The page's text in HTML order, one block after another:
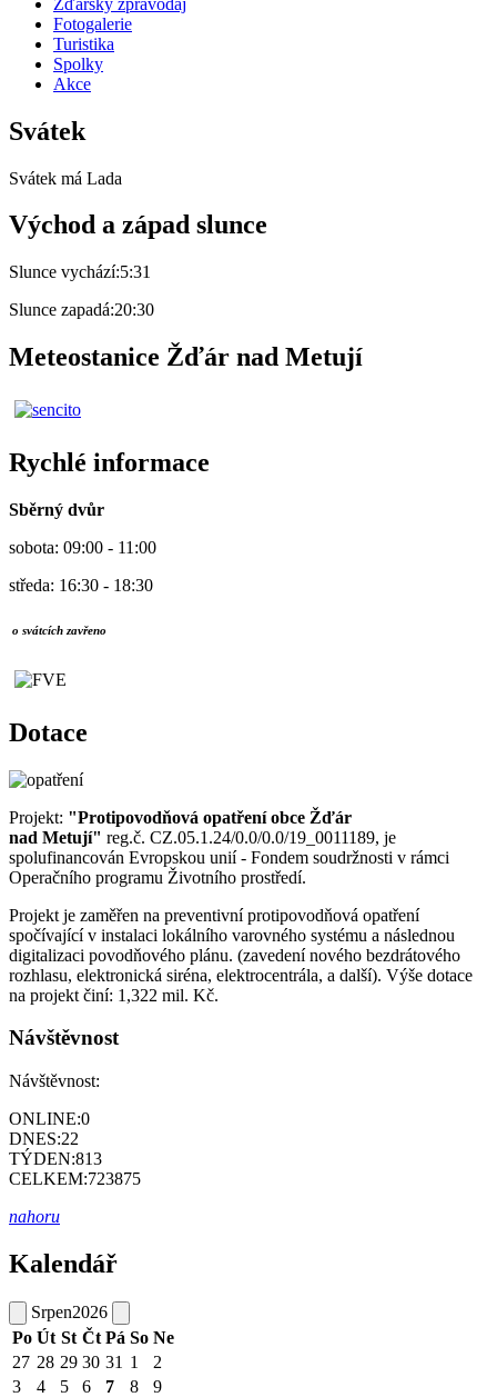
Fotogalerie
Turistika
Spolky
Akce
Svátek
Svátek má Lada
Východ a západ slunce
Slunce vychází:5:31
Slunce zapadá:20:30
Meteostanice Žďár nad Metují
Rychlé informace
Sběrný dvůr
sobota: 09:00 - 11:00
středa: 16:30 - 18:30
o svátcích zavřeno
Dotace
Projekt: "Protipovodňová opatření obce Žďár
nad Metují" reg.č. CZ.05.1.24/0.0/0.0/19_0011189, je
spolufinancován Evropskou unií - Fondem soudržnosti v rámci
Operačního programu Životního prostředí.
Projekt je zaměřen na preventivní protipovodňová opatření
spočívající v instalaci lokálního varovného systému a následnou
digitalizaci povodňového plánu. (zavedení nového bezdrátového
rozhlasu, elektronická siréna, elektrocentrála, a další). Výše dotace
na projekt činí: 1,322 mil. Kč.
Návštěvnost
Návštěvnost:
ONLINE:0
DNES:22
TÝDEN:813
CELKEM:723875
nahoru
Kalendář
Srpen2026
Po Út St Čt Pá So Ne
27 28 29 30 31 1
2
3
4 5 6 7 8
9